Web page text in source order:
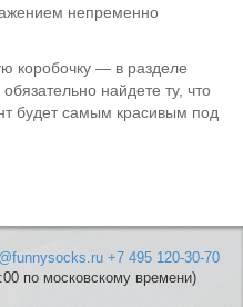
непременно
коробочку — в разделе
найдете ту, что
будет самым красивым под
+7 495 120-30-70
по московскому времени)